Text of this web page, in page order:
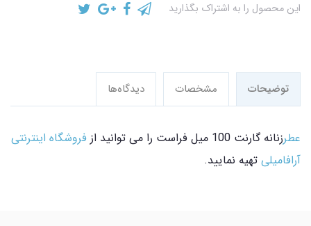
این محصول را به اشتراک بگذارید
توضیحات مشخصات دیدگاه‌ها
عطرزنانه گارنت 100 میل فراست را می توانید از
فروشگاه اینترنتی
آرافامیلی تهیه نمایید.